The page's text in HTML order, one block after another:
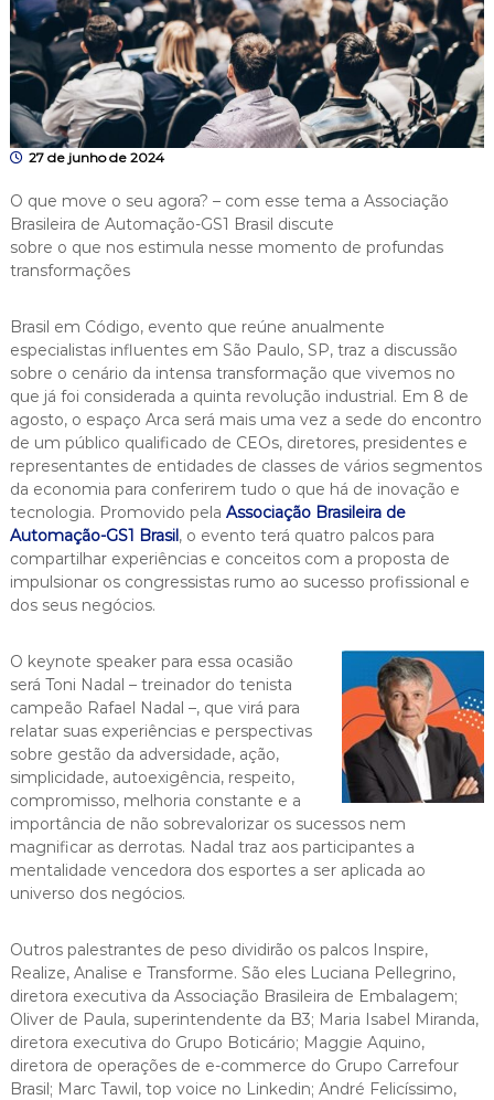
27 de junho de 2024
O que move o seu agora? – com esse tema a Associação
Brasileira de Automação-GS1 Brasil discute
sobre o que nos estimula nesse momento de profundas
transformações
Brasil em Código, evento que reúne anualmente
especialistas influentes em São Paulo, SP, traz a discussão
sobre o cenário da intensa transformação que vivemos no
que já foi considerada a quinta revolução industrial. Em 8 de
agosto, o espaço Arca será mais uma vez a sede do encontro
de um público qualificado de CEOs, diretores, presidentes e
representantes de entidades de classes de vários segmentos
da economia para conferirem tudo o que há de inovação e
tecnologia. Promovido pela Associação Brasileira de
Automação-GS1 Brasil, o evento terá quatro palcos para
compartilhar experiências e conceitos com a proposta de
impulsionar os congressistas rumo ao sucesso profissional e
dos seus negócios.
O keynote speaker para essa ocasião
será Toni Nadal – treinador do tenista
campeão Rafael Nadal –, que virá para
relatar suas experiências e perspectivas
sobre gestão da adversidade, ação,
simplicidade, autoexigência, respeito,
compromisso, melhoria constante e a
importância de não sobrevalorizar os sucessos nem
magnificar as derrotas. Nadal traz aos participantes a
mentalidade vencedora dos esportes a ser aplicada ao
universo dos negócios.
Outros palestrantes de peso dividirão os palcos Inspire,
Realize, Analise e Transforme. São eles Luciana Pellegrino,
diretora executiva da Associação Brasileira de Embalagem;
Oliver de Paula, superintendente da B3; Maria Isabel Miranda,
diretora executiva do Grupo Boticário; Maggie Aquino,
diretora de operações de e-commerce do Grupo Carrefour
Brasil; Marc Tawil, top voice no Linkedin; André Felicíssimo,